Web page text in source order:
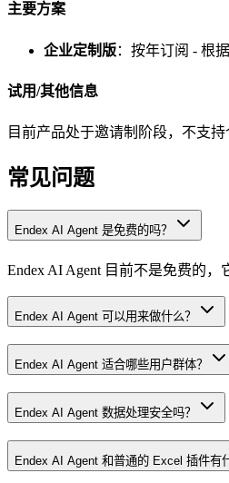
主要方案
企业定制版：按年订阅 - 根
试用/其他信息
目前产品处于邀请制阶段，不支
常见问题
Endex AI Agent 是免费的吗？
Endex AI Agent 目前不是免费的
Endex AI Agent 可以用来做什么？
Endex AI Agent 适合哪些用户群体？
Endex AI Agent 数据处理安全吗？
Endex AI Agent 和普通的 Excel 插件有